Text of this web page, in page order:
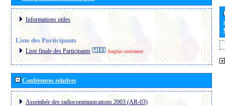
Informations utiles
Liste des Participants
Liste finale des Participants Anglais seulement
Conférences relatives
Assembée des radiocommunications 2003 (AR-03)